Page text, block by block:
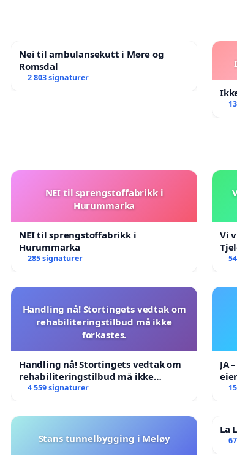
Nei til ambulansekutt i Møre og
Romsdal
2 803 signaturer
NEI til sprengstoffabrikk i
Hurummarka
NEI til sprengstoffabrikk i
Hurummarka
285 signaturer
Vi
Handling nå! Stortingets vedtak om
rehabiliteringstilbud må ikke
forkastes.
Handling nå! Stortingets vedtak om
rehabiliteringstilbud må ikke
forkastes.
4 559 signaturer
JA
Stans tunnelbygging i Meløy
La